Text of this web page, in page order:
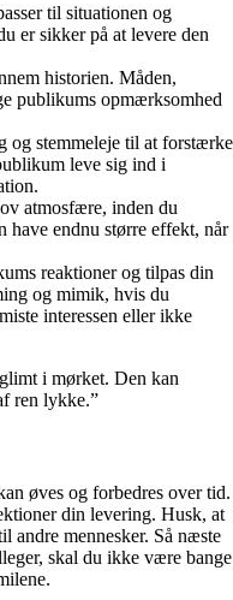
til situationen og
er sikker på at levere den
historien. Måden,
publikums opmærksomhed
og stemmeleje til at forstærke
leve sig ind i
atmosfære, inden du
endnu større effekt, når
reaktioner og tilpas din
og mimik, hvis du
interessen eller ikke
i mørket. Den kan
ren lykke.”
øves og forbedres over tid.
din levering. Husk, at
andre mennesker. Så næste
skal du ikke være bange